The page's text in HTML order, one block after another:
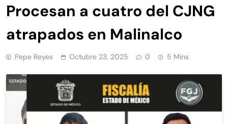
Procesan a cuatro del CJNG
atrapados en Malinalco
Pepe Reyes Octubre 23, 2025 0 5 Mins